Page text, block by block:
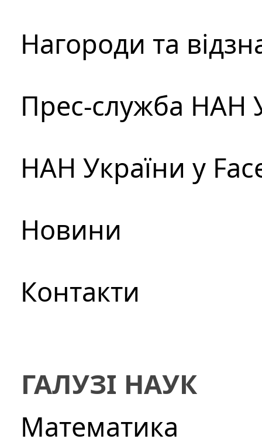
Нагороди та
Прес-служба НАН
НАН України у
Новини
Контакти
ГАЛУЗІ НАУК
Математика